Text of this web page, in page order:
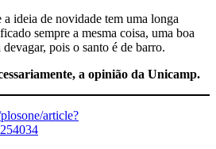
ideia de novidade tem uma longa
sempre a mesma coisa, uma boa
pois o santo é de barro.
a opinião da Unicamp.
article?